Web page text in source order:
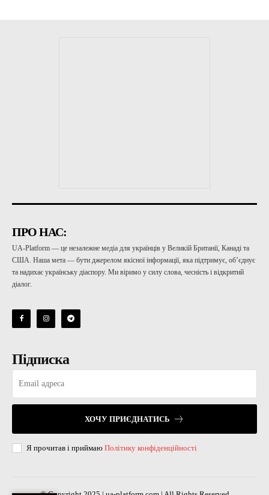
ПРО НАС:
UA-Platform — це незалежне медіа для українців у Великій Британії, Канаді та
США. Наша мета — бути джерелом якісної інформації, яка підтримує, об’єднує
та надихає українську діаспору. Ми віримо у силу слова, чесність і відкритий
діалог.
Підписка
ХОЧУ ПРИЄДНАТИСЬ
Я прочитав і приймаю Політику конфіденційності